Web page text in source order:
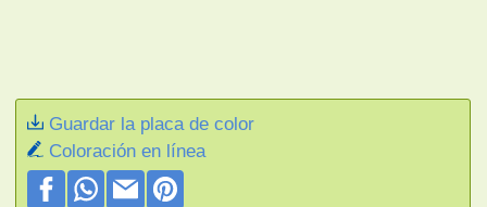
Guardar la placa de color
Coloración en línea